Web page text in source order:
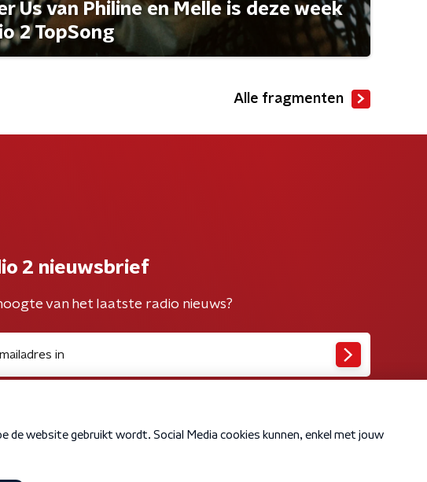
Us van Philine en Melle is deze week
2 TopSong
Alle fragmenten
2 nieuwsbrief
van het laatste radio nieuws?